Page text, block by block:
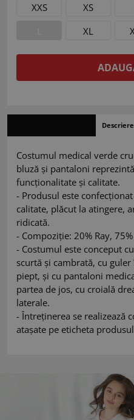
XXS
XS
XL
Descriere
Costumul medical verde
bluză și pantaloni
funcționalitate și calitate.
- Produsul este
calitate, plăcut la atingere,
ridicată.
- Compoziție: 20% Ray, 75%
- Costumul este conceput
scurtă și cambrată, cu
piept, și cu pantaloni
partea de jos, cu croială
laterale.
- Întreținerea se realizează
atașate pe eticheta